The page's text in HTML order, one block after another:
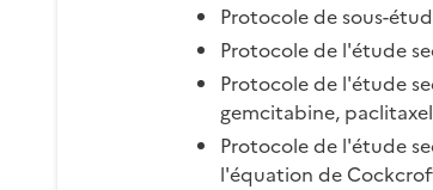
Protocole de sous-
Protocole de l'étude
Protocole de l'étude
gemcitabine,
Protocole de l'étude
l'équation de